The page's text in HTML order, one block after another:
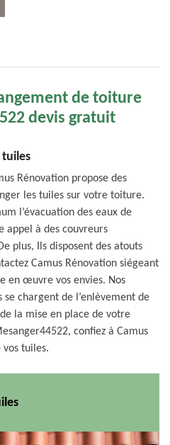
de toiture
devis gratuit
Rénovation propose des
les tuiles sur votre toiture.
l’évacuation des eaux de
appel à des couvreurs
plus, Ils disposent des atouts
Camus Rénovation siégeant
en œuvre vos envies. Nos
chargent de l’enlèvement de
la mise en place de votre
confiez à Camus
vos tuiles.